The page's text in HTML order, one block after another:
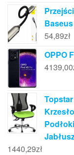
Baseus
54,89zł
OPPO
4139,00
1440,29zł